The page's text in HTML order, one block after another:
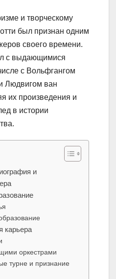
и творческому
был признан одним
своего времени.
с выдающимися
с Вольфгангом
Людвигом ван
их произведения и
в истории
и
карьера
оркестрами
турне и признание